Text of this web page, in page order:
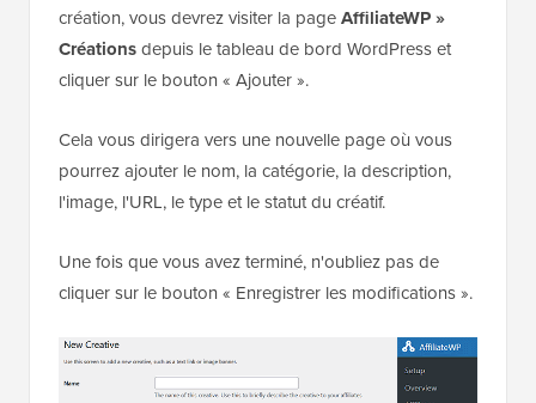
création, vous devrez visiter la pageAffiliateWP »
Créationsdepuis le tableau de bord WordPress et
cliquer sur le bouton « Ajouter ».
Cela vous dirigera vers une nouvelle page où vous
pourrez ajouter le nom, la catégorie, la description,
l'image, l'URL, le type et le statut du créatif.
Une fois que vous avez terminé, n'oubliez pas de
cliquer sur le bouton « Enregistrer les modifications ».